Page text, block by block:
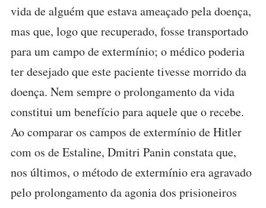
vida de alguém que estava ameaçado pela doença,
mas que, logo que recuperado, fosse transportado
para um campo de extermínio; o médico poderia
ter desejado que este paciente tivesse morrido da
doença. Nem sempre o prolongamento da vida
constitui um benefício para aquele que o recebe.
Ao comparar os campos de extermínio de Hitler
com os de Estaline, Dmitri Panin constata que,
nos últimos, o método de extermínio era agravado
pelo prolongamento da agonia dos prisioneiros